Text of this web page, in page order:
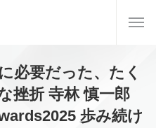
必要だった、たく
挫折 寺林 慎一郎
歩み続け